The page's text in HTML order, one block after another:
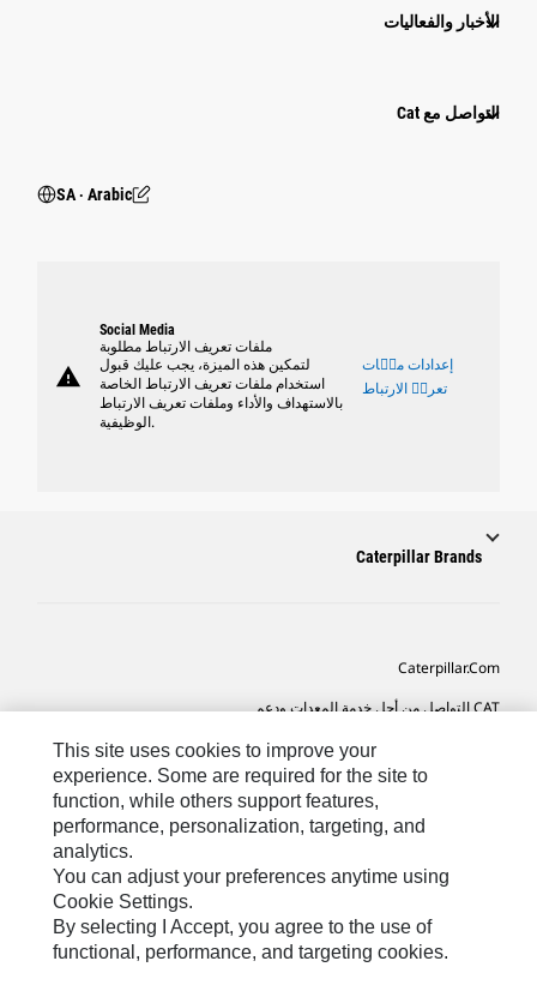
الأخبار والفعاليات
التواصل مع Cat
SA ‧ Arabic
warning
Social Media
ملفات تعريف الارتباط مطلوبة
لتمكين هذه الميزة، يجب عليك قبول
استخدام ملفات تعريف الارتباط الخاصة
بالاستهداف والأداء وملفات تعريف الارتباط
الوظيفية.
إعدادات ملٝات
تعريٝ الارتباط
Caterpillar Brands
Caterpillar.com
CAT التواصل من أجل خدمة المعدات ودعم
تفضيلات التسويق الخاصة بي
خريطة الموقع
Cookie Settings
This site uses cookies to improve your
experience. Some are required for the site to
function, while others support features,
performance, personalization, targeting, and
analytics.
You can adjust your preferences anytime using
Cookie Settings.
By selecting I Accept, you agree to the use of
functional, performance, and targeting cookies.